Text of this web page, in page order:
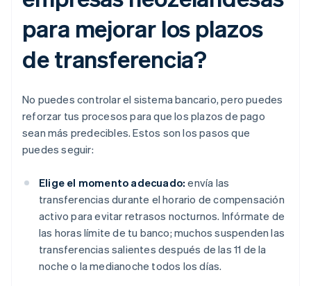
para mejorar los plazos
de transferencia?
No puedes controlar el sistema bancario, pero puedes
reforzar tus procesos para que los plazos de pago
sean más predecibles. Estos son los pasos que
puedes seguir:
Elige el momento adecuado: envía las
transferencias durante el horario de compensación
activo para evitar retrasos nocturnos. Infórmate de
las horas límite de tu banco; muchos suspenden las
transferencias salientes después de las 11 de la
noche o la medianoche todos los días.